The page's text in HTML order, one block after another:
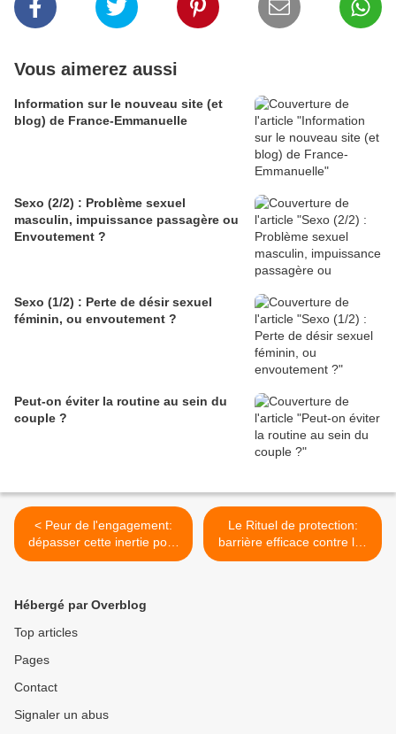
Vous aimerez aussi
Information sur le nouveau site (et
blog) de France-Emmanuelle
Sexo (2/2) : Problème sexuel
masculin, impuissance passagère ou
Envoutement ?
Sexo (1/2) : Perte de désir sexuel
féminin, ou envoutement ?
Peut-on éviter la routine au sein du
couple ?
< Peur de l'engagement:
dépasser cette inertie pour
trouver l'amour
Le Rituel de protection:
barrière efficace contre les
coups du sort >
Hébergé par Overblog
Top articles
Pages
Contact
Signaler un abus